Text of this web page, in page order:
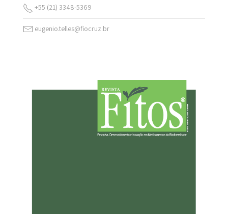
+55 (21) 3348-5369
eugenio.telles@fiocruz.br